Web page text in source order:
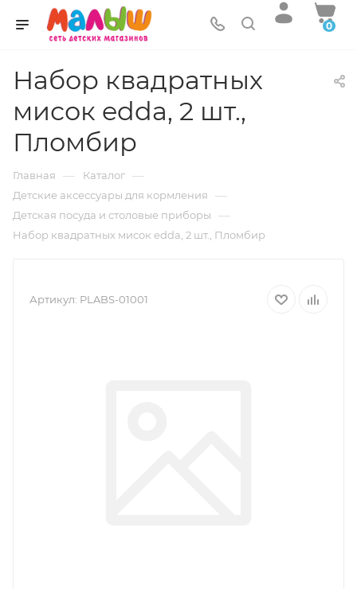
0
Набор квадратных
мисок edda, 2 шт.,
Пломбир
Главная — Каталог —
Детские аксессуары для кормления —
Детская посуда и столовые приборы —
Набор квадратных мисок edda, 2 шт., Пломбир
Артикул: PLABS-01001